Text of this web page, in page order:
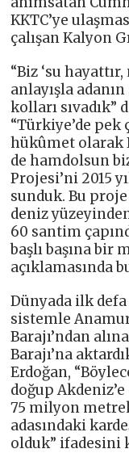
KKTC’ye
çalışan Kalyon
“Biz ‘su
anlayışla
kolları sıvadık”
“Türkiye’de
hükûmet olarak
de hamdolsun
Projesi’ni 2015
sunduk. Bu
deniz
60 santim
başlı başına bir
açıklamasında
Dünyada ilk
sistemle
Barajı’ndan
Barajı’na
Erdoğan,
doğup Akdeniz’e
75 milyon
adasındaki
olduk” ifadesini